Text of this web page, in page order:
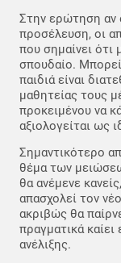
Στην ερώτηση αν
προσέλευση, οι
που σημαίνει ότι
σπουδαίο. Μπορεί
παιδιά είναι
μαθητείας τους
προκειμένου να
αξιολογείται ως
Σημαντικότερο
θέμα των
θα ανέμενε
απασχολεί τον
ακριβώς θα
πραγματικά
ανέλιξης.